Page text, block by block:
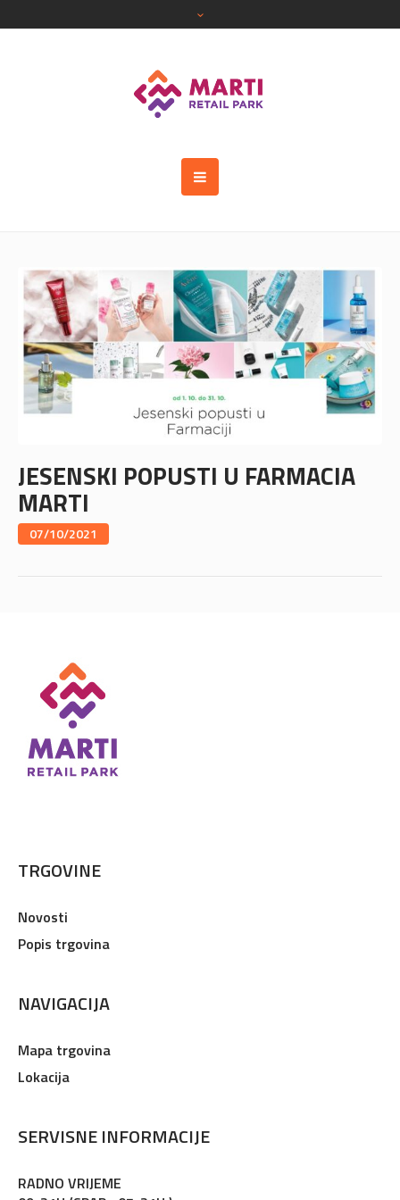
JESENSKI POPUSTI U FARMACIA
MARTI
07/10/2021
TRGOVINE
Novosti
Popis trgovina
NAVIGACIJA
Mapa trgovina
Lokacija
SERVISNE INFORMACIJE
RADNO VRIJEME